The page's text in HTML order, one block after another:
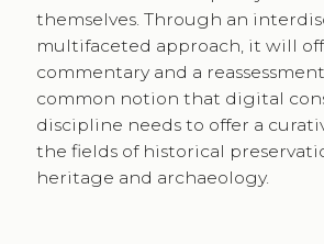
themselves. Through an
multifaceted approach, it will
commentary and a
common notion that digital
discipline needs to offer a
the fields of historical
heritage and archaeology.